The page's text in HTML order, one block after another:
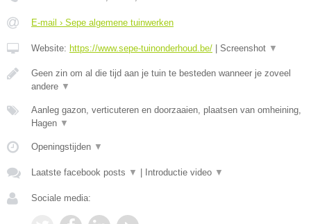
E-mail › Sepe algemene tuinwerken
Website: https://www.sepe-tuinonderhoud.be/ Screenshot ▼
Geen zin om al die tijd aan je tuin te besteden wanneer je zoveel
andere ▼
Aanleg gazon, verticuteren en doorzaaien, plaatsen van omheining,
Hagen ▼
Openingstijden ▼
Laatste facebook posts ▼ Introductie video ▼
Sociale media: